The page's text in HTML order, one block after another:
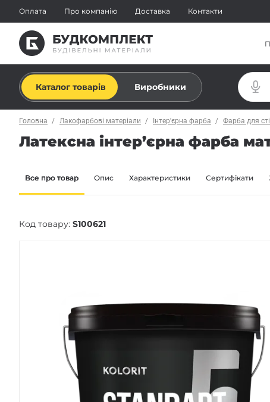
Оплата Про компанію Доставка Контакти
Каталог товарів Виробники
Головна Лакофарбові матеріали Інтер'єрна фарба Фарба для
Латексна інтер’єрна фарба
Все про товар Опис Характеристики Сертифікати
Код товару: S100621